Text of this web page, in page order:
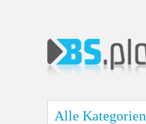
Alle Kategorien